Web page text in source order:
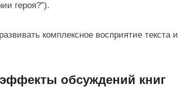
героя?”).
комплексное восприятие текста и
обсуждений книг